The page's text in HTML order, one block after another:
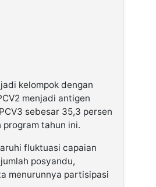
kelompok dengan
menjadi antigen
sebesar 35,3 persen
tahun ini.
fluktuasi capaian
posyandu,
menurunnya partisipasi